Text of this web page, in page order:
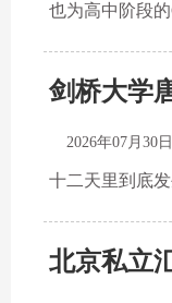
也为高中阶段
剑桥大学
2026年07月30
十二天里到底
北京私立